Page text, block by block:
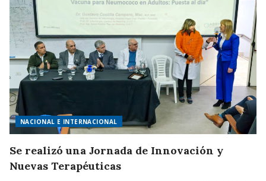
NACIONAL E INTERNACIONAL
Se realizó una Jornada de Innovación y
Nuevas Terapéuticas